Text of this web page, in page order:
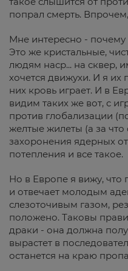
попрал смерть.
Мне интересно - почему
Это же кристальные,
людям наср... на сквер,
хочется движухи. И я
них кровь играет. И в
видим таких же вот, с
против глобализации
желтые жилеты (а за
захоронения ядерных
потепления и все такое.
Но в Европе я вижу, что
и отвечает молодым
слезоточивым газом,
положено. Таковы
драки - она должна
вырастет в
останется на краю